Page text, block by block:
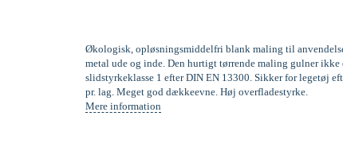
Økologisk, opløsningsmiddelfri blank maling til
metal ude og inde. Den hurtigt tørrende maling gulner ikke
slidstyrkeklasse 1 efter DIN EN 13300. Sikker for legetøj
pr. lag. Meget god dækkeevne. Høj overfladestyrke.
Mere information